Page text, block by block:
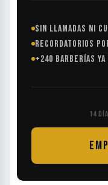
SIN LLAMADAS NI
RECORDATORIOS
+240 BARBERÍAS YA
14